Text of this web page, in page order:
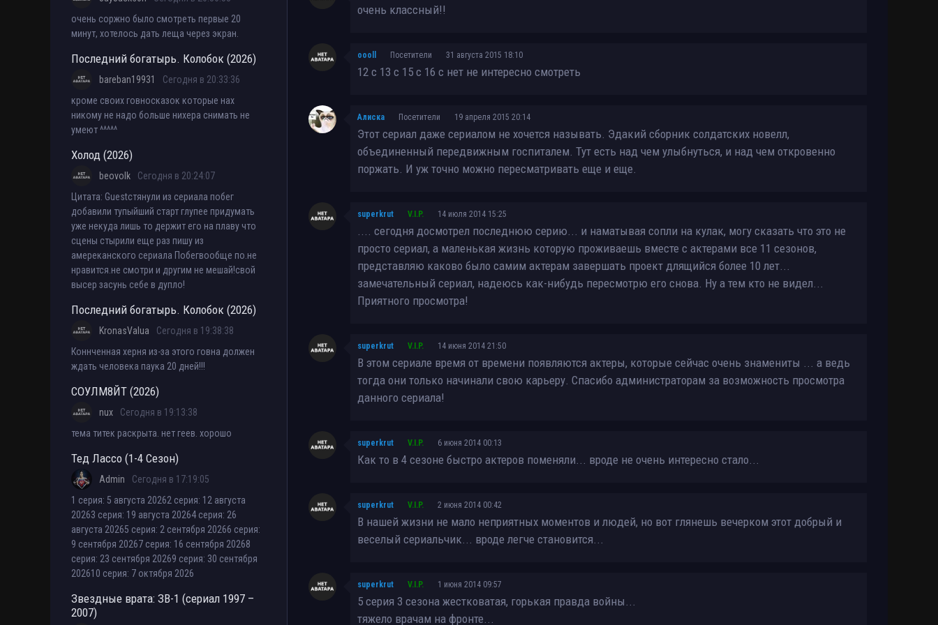
МЭШ (Чертова служба в госпитале МЭШ) / M*A*S*H (Mobile Army Surgical Hospital)
(1972 - 1983) VHSRip (сезон 9)
очень классный!!
oooll Посетители 31 августа 2015 18:10
12 с 13 с 15 с 16 с нет не интересно смотреть
Алиска Посетители 19 апреля 2015 20:14
Этот сериал даже сериалом не хочется называть. Эдакий сборник солдатских новелл,
объединенный передвижным госпиталем. Тут есть над чем улыбнуться, и над чем откровенно
поржать. И уж точно можно пересматривать еще и еще.
superkrut V.I.P. 14 июля 2014 15:25
.... сегодня досмотрел последнюю серию... и наматывая сопли на кулак, могу сказать что это не
просто сериал, а маленькая жизнь которую проживаешь вместе с актерами все 11 сезонов,
представляю каково было самим актерам завершать проект длящийся более 10 лет...
замечательный сериал, надеюсь как-нибудь пересмотрю его снова. Ну а тем кто не видел...
Приятного просмотра!
superkrut V.I.P. 14 июня 2014 21:50
В этом сериале время от времени появляются актеры, которые сейчас очень знамениты ... а ведь
тогда они только начинали свою карьеру. Спасибо администраторам за возможность просмотра
данного сериала!
superkrut V.I.P. 6 июня 2014 00:13
Как то в 4 сезоне быстро актеров поменяли... вроде не очень интересно стало...
superkrut V.I.P. 2 июня 2014 00:42
В нашей жизни не мало неприятных моментов и людей, но вот глянешь вечерком этот добрый и
веселый сериальчик... вроде легче становится...
superkrut V.I.P. 1 июня 2014 09:57
5 серия 3 сезона жестковатая, горькая правда войны...
тяжело врачам на фронте...
очень соржно было смотреть первые 20
минут, хотелось дать леща через экран.
Последний богатырь. Колобок (2026)
bareban19931
Сегодня в 20:33:36
кроме своих говносказок которые нах
никому не надо больше нихера снимать не
умеют ^^^^^
Холод (2026)
beovolk
Сегодня в 20:24:07
Цитата: Guestстянули из сериала побег
добавили тупыйший старт глупее придумать
уже некуда лишь то держит его на плаву что
сцены стырили еще раз пишу из
амереканского сериала Побегвообще по.не
нравится.не смотри и другим не мешай!свой
высер засунь себе в дупло!
Последний богатырь. Колобок (2026)
KronasValua
Сегодня в 19:38:38
Коннченная херня из-за этого говна должен
ждать человека паука 20 дней!!!
СОУЛМ8ЙТ (2026)
nux
Сегодня в 19:13:38
тема титек раскрыта. нет геев. хорошо
Тед Лассо (1-4 Сезон)
Admin
Сегодня в 17:19:05
1 серия: 5 августа 20262 серия: 12 августа
20263 серия: 19 августа 20264 серия: 26
августа 20265 серия: 2 сентября 20266 серия:
9 сентября 20267 серия: 16 сентября 20268
серия: 23 сентября 20269 серия: 30 сентября
202610 серия: 7 октября 2026
Звездные врата: ЗВ-1 (сериал 1997 –
2007)